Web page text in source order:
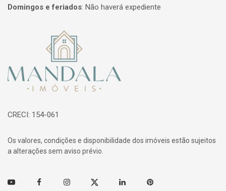
Domingos e feriados: Não haverá expediente
Página inicial
CRECI: 154-061
Os valores, condições e disponibilidade dos imóveis estão sujeitos
a alterações sem aviso prévio.
Youtube FacebookInstagramTwitter Linkedin Pinterest